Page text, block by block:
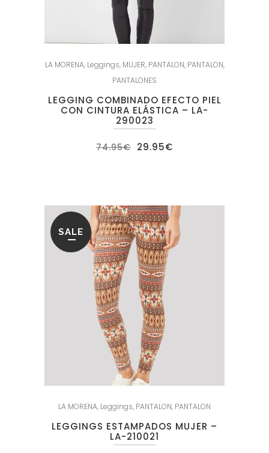
LA MORENA, Leggings, MUJER, PANTALON, PANTALON,
PANTALONES
LEGGING COMBINADO EFECTO PIEL
CON CINTURA ELÁSTICA – LA-
290023
74.95€ El
precio
29.95€
SALE
LA MORENA, Leggings, PANTALON, PANTALON
LEGGINGS ESTAMPADOS MUJER –
LA-210021